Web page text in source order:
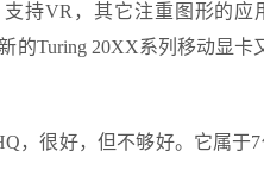
支持VR，其它注重图形的
的Turing 20XX系列移动显卡
，很好，但不够好。它属